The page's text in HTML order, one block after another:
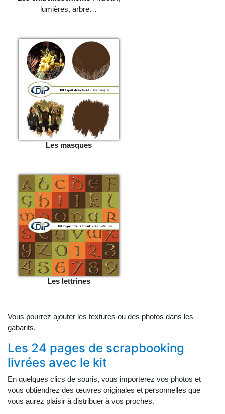
lumières, arbre…
Les masques
Les lettrines
Vous pourrez ajouter les textures ou des photos dans les
gabarits.
Les 24 pages de scrapbooking
livrées avec le kit
En quelques clics de souris, vous importerez vos photos et
vous obtiendrez des œuvres originales et personnelles que
vous aurez plaisir à distribuer à vos proches.